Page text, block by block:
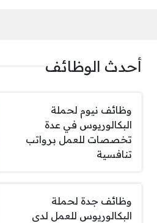
أحدث الوظائف
وظائف نيوم لحملة
البكالوريوس في عدة
تخصصات للعمل برواتب
تنافسية
وظائف جدة لحملة
البكالوريوس للعمل لدى